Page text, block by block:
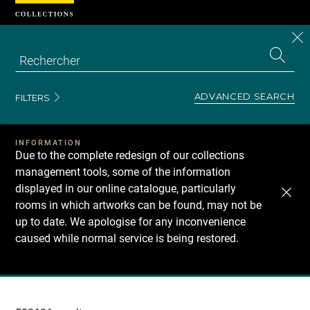
FILTERS ADVANCED SEARCH
INFORMATION
Due to the complete redesign of our collections
management tools, some of the information
displayed in our online catalogue, particularly
rooms in which artworks can be found, may not be
up to date. We apologise for any inconvenience
caused while normal service is being restored.
Recherche
Cookies management panel